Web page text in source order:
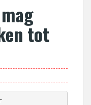
tot